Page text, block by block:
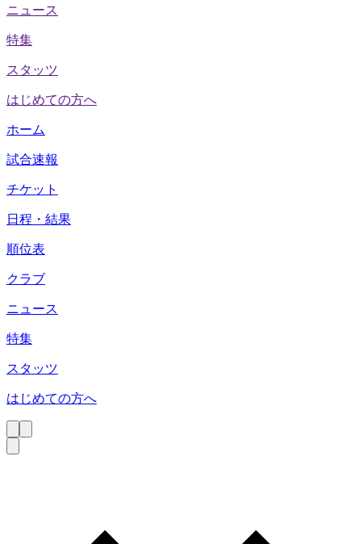
ニュース
特集
スタッツ
はじめての方へ
ホーム
試合速報
チケット
日程・結果
順位表
クラブ
ニュース
特集
スタッツ
はじめての方へ